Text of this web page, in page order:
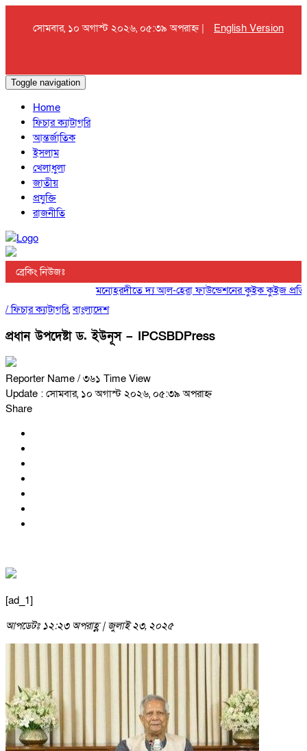
সোমবার, ১০ অগাস্ট ২০২৬, ০৫:৩৯ অপরাহ্ন | English Version
Toggle navigation
Home
ফিচার ক্যাটাগরি
আন্তর্জাতিক
ইসলাম
খেলাধুলা
জাতীয়
প্রযুক্তি
রাজনীতি
ব্রেকিং নিউজঃ
মনোহরদীতে দ্য আল-হেরা ফাউন্ডেশনের কুইক কুইজ
/ফিচার ক্যাটাগরি,বাংলাদেশ
প্রধান উপদেষ্টা ড. ইউনূস – IPCSBDPress
Reporter Name / ৩৬১ Time View
Update : সোমবার, ১০ অগাস্ট ২০২৬, ০৫:৩৯ অপরাহ্ন
Share
[ad_1]
আপডেটঃ ১২:২৩ অপরাহ্ণ | জুলাই ২৩, ২০২৫